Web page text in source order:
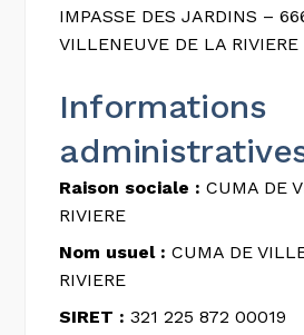
IMPASSE DES JARDINS –
VILLENEUVE DE LA RIVIERE
Informations
Raison sociale : CUMA DE
RIVIERE
Nom usuel : CUMA DE
RIVIERE
SIRET : 321 225 872 00019